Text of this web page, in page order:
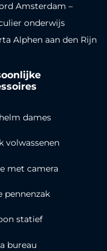
Amsterdam –
onderwijs
Alphen aan den Rijn
dames
volwassenen
met camera
pennenzak
statief
bureau